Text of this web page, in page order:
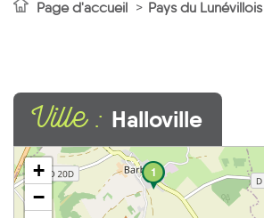
Page d'accueil Pays du Lunévillois
Ville : Halloville
1
+
−